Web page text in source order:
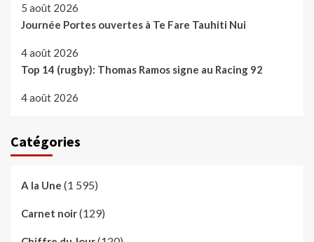
5 août 2026
Journée Portes ouvertes à Te Fare Tauhiti Nui
4 août 2026
Top 14 (rugby): Thomas Ramos signe au Racing 92
4 août 2026
Catégories
A la Une (1 595)
Carnet noir(129)